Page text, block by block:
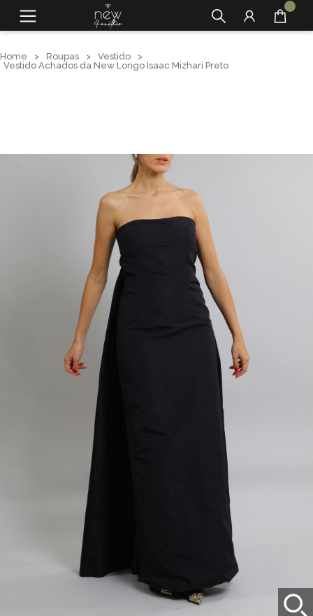
Home > Roupas > Vestido
>
Vestido Achados da New Longo Isaac Mizhari Preto